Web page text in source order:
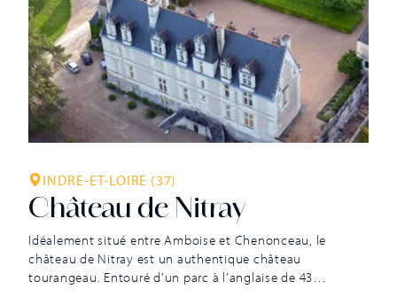
INDRE-ET-LOIRE (37)
Château de Nitray
Idéalement situé entre Amboise et Chenonceau, le
château de Nitray est un authentique château
tourangeau. Entouré d’un parc à l’anglaise de 43